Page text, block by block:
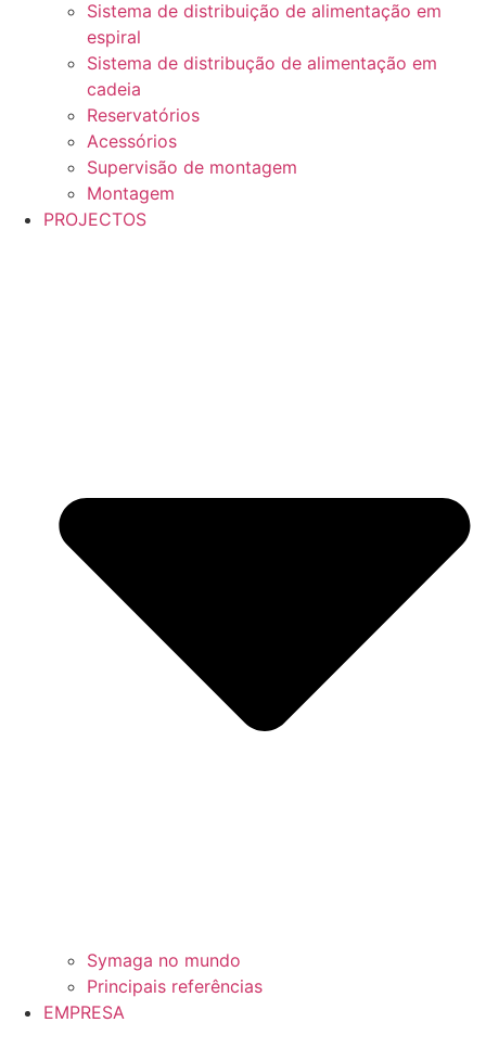
Sistema de distribuição de alimentação em
espiral
Sistema de distribução de alimentação em
cadeia
Reservatórios
Acessórios
Supervisão de montagem
Montagem
PROJECTOS
Symaga no mundo
Principais referências
EMPRESA